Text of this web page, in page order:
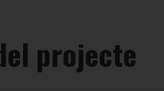
projecte